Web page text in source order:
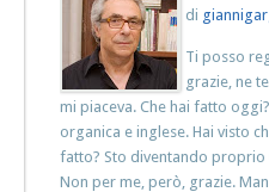
di
Ti posso
grazie, ne
mi piaceva. Che hai fatto
organica e inglese. Hai visto
fatto? Sto diventando proprio
Non per me, però, grazie.